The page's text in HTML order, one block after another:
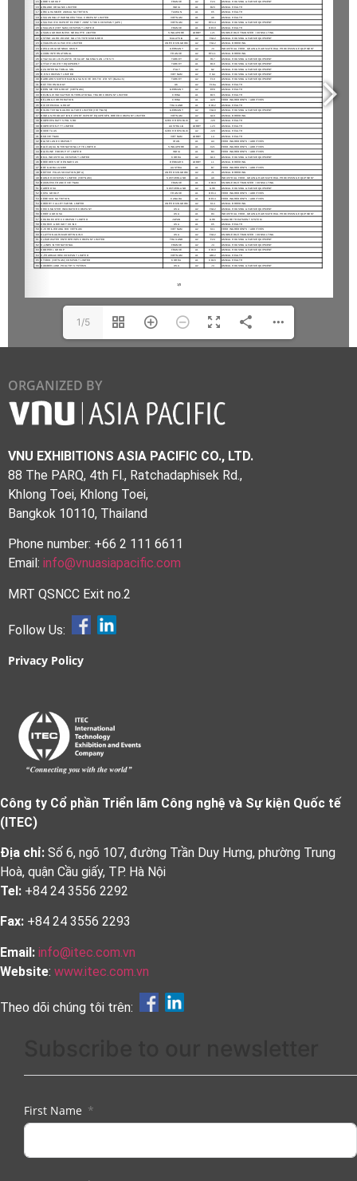
1/5
ORGANIZED BY
VNU EXHIBITIONS ASIA PACIFIC CO., LTD.
88 The PARQ, 4th Fl., Ratchadaphisek Rd.,
Khlong Toei, Khlong Toei,
Bangkok 10110, Thailand
Phone number: +66 2 111 6611
Email: info@vnuasiapacific.com
MRT QSNCC Exit no.2
Follow Us:
Privacy Policy
Công ty Cổ phần Triển lãm Công nghệ và Sự kiện Quốc tế
(ITEC)
Địa chỉ: Số 6, ngõ 107, đường Trần Duy Hưng, phường Trung
Hoà, quận Cầu giấy, TP. Hà Nội
Tel: +84 24 3556 2292
Fax: +84 24 3556 2293
Email: info@itec.com.vn
Website: www.itec.com.vn
Theo dõi chúng tôi trên:
First Name